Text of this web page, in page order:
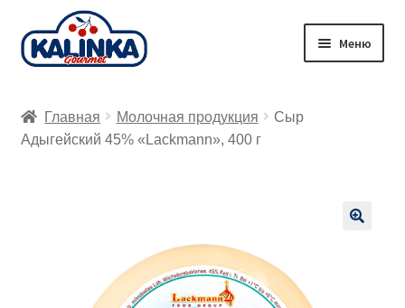
Перейти
к
Перейти
к
Меню
Заказ онлайн
Главная Молочная продукция
Сыр
Адыгейский 45% «Lackmann», 400 г